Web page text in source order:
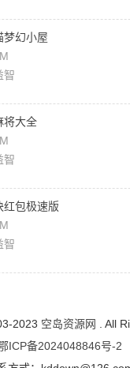
梦幻小屋
智
将大全
智
红包极速版
智
2023 空岛资源网 . All
ICP备2024048846号-2